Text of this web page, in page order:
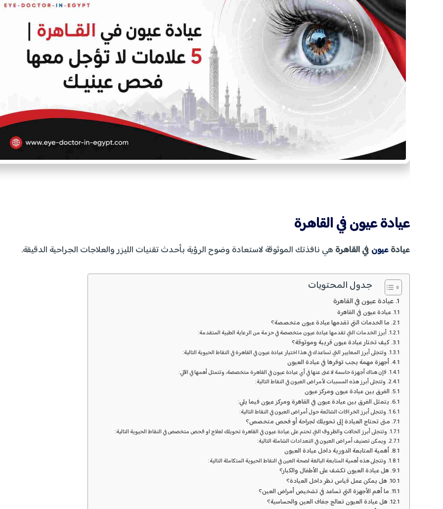
عيادة عيون في القاهرة
عيادةعيون في القاهرة هي نافذتك الموثوقة لاستعادة وضوح الرؤية بأحدث تقنيات الليزر والعلاجات الجراحية الدقيقة.
جدول المحتويات
عيادة عيون في القاهرة
عيادة عيون في القاهرة
ما الخدمات التي تقدمها عيادة عيون متخصصة؟
أبرز الخدمات التي تقدمها عيادة عيون متخصصة في حزمة من الرعاية الطبية المتقدمة:
كيف تختار عيادة عيون قريبة وموثوقة؟
وتتجلى أبرز المعايير التي تساعدك في هذا اختيار عيادة عيون في القاهرة في النقاط الحيوية التالية:
أجهزة مهمة يجب توفرها في عيادة العيون
فإن هناك أجهزة حاسمة لا غنى عنها في أي عيادة عيون في القاهرة متخصصة، وتتمثل أهمها في الآتي:
وتتجلى أبرز هذه المسببات لأمراض العيون في النقاط التالية:
الفرق بين عيادة عيون ومركز عيون
يتمثل الفرق بين عيادة عيون في القاهرة ومركز عيون فيما يلي:
وتتجلى أبرز الخرافات الشائعة حول أمراض العيون في النقاط التالية:
متى تحتاج العيادة إلى تحويلك لجراحة أو فحص متخصص؟
وتتجلى أبرز الحالات والظروف التي تحتم على عيادة عيون في القاهرة تحويلك لعلاج او فحص متخصص في النقاط الحيوية التالية:
ويمكن تصنيف أمراض العيون في التعدادات الشاملة التالية:
أهمية المتابعة الدورية داخل عيادة العيون
وتتجلى هذه أهمية المتابعة البالغة لصحة العين في النقاط الحيوية المتكاملة التالية:
هل عيادة العيون تكشف على الأطفال والكبار؟
هل يمكن عمل قياس نظر داخل العيادة؟
ما أهم الأجهزة التي تساعد في تشخيص أمراض العين؟
هل عيادة العيون تعالج جفاف العين والحساسية؟